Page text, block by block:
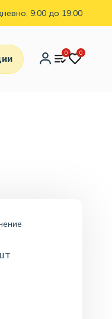
9:00 до 19:00
0 0